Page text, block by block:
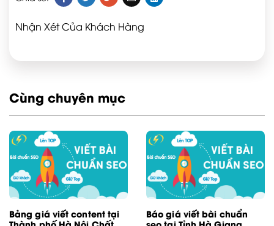
Nhận Xét Của Khách Hàng
Cùng chuyên mục
Bảng giá viết content tại
Báo giá viết bài chuẩn